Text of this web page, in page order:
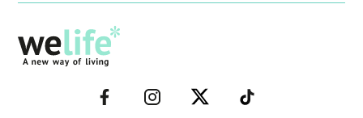
–
FACEBOOK–
–
INSTAGRAM–
–
TWITTER–
–
WELIFE–